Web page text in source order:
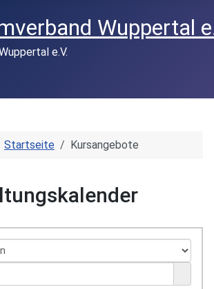
e.V.
Startseite Kursangebote